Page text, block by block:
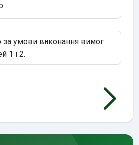
за умови виконання вимог
1 і 2.